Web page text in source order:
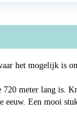
het mogelijk is
meter lang is.
Een mooi